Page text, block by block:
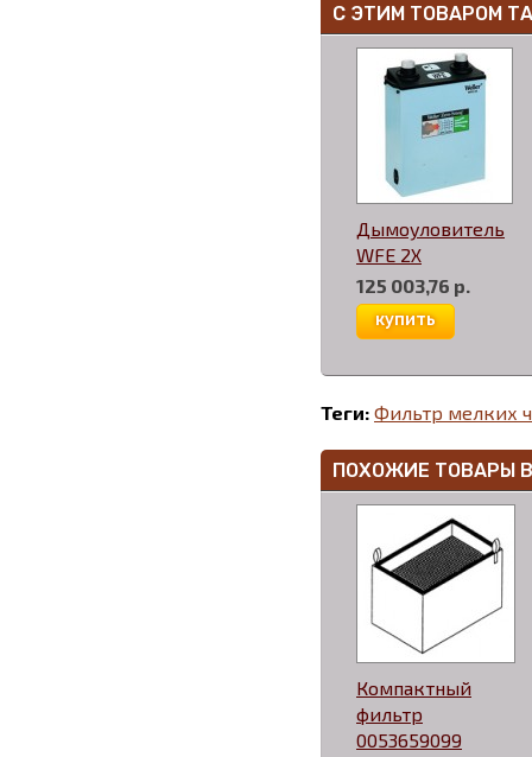
С ЭТИМ ТОВАРОМ
Дымоуловитель
WFE 2X
125 003,76 р.
купить
Теги: Фильтр мелких
ПОХОЖИЕ ТОВАРЫ
Компактный
фильтр
0053659099